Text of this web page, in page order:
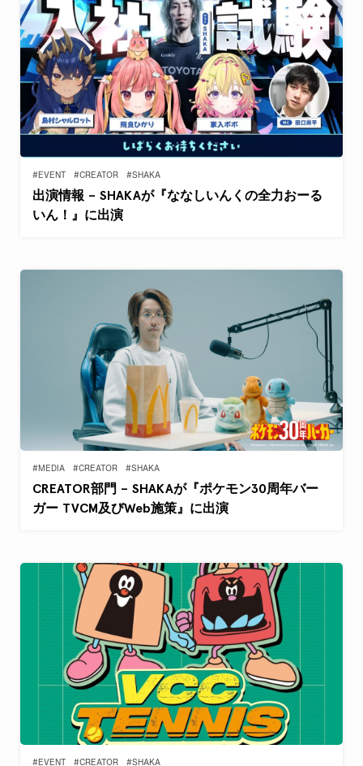
#EVENT #CREATOR #SHAKA
出演情報 – SHAKAが『ななしいんくの全力おーる
いん！』に出演
#MEDIA #CREATOR #SHAKA
CREATOR部門 – SHAKAが『ポケモン30周年バー
ガー TVCM及びWeb施策』に出演
#EVENT #CREATOR #SHAKA